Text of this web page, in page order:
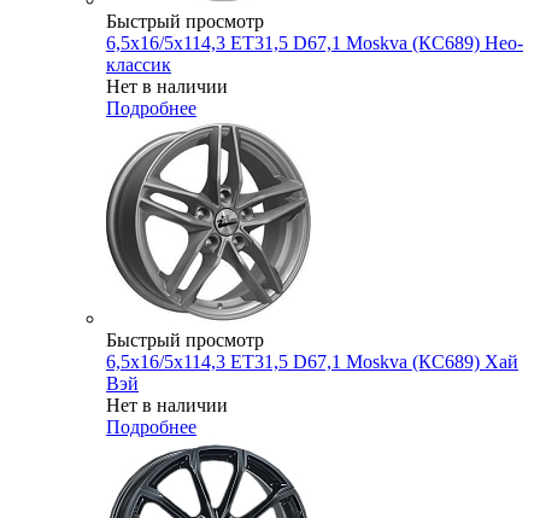
Быстрый просмотр
6,5x16/5x114,3 ET31,5 D67,1 Moskva (КС689) Нео-
классик
Нет в наличии
Подробнее
Быстрый просмотр
6,5x16/5x114,3 ET31,5 D67,1 Moskva (КС689) Хай
Вэй
Нет в наличии
Подробнее